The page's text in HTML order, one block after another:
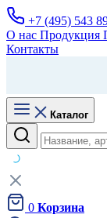
+7 (495) 543
О нас Продукция
Контакты
Каталог
0 Корзина